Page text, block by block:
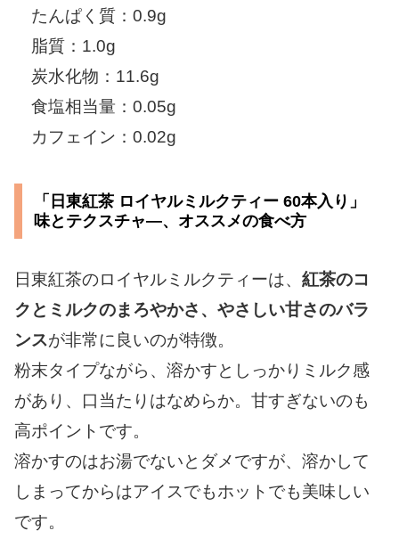
たんぱく質：0.9g
脂質：1.0g
炭水化物：11.6g
食塩相当量：0.05g
カフェイン：0.02g
「日東紅茶 ロイヤルミルクティー 60本入り」
味とテクスチャ―、オススメの食べ方
日東紅茶のロイヤルミルクティーは、 紅茶のコ
クとミルクのまろやかさ、やさしい甘さのバラ
ンスが非常に良いのが特徴。
粉末タイプながら、溶かすとしっかりミルク感
があり、口当たりはなめらか。甘すぎないのも
高ポイントです。
溶かすのはお湯でないとダメですが、溶かして
しまってからはアイスでもホットでも美味しい
です。